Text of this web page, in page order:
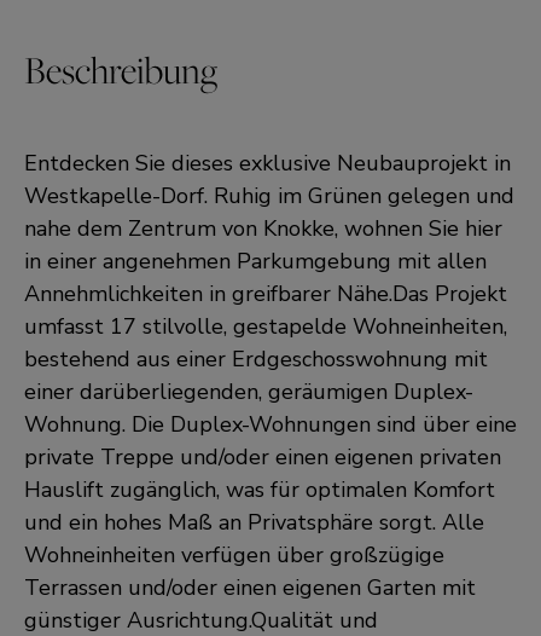
Beschreibung
Entdecken Sie dieses exklusive Neubauprojekt in
Westkapelle-Dorf. Ruhig im Grünen gelegen und
nahe dem Zentrum von Knokke, wohnen Sie hier
in einer angenehmen Parkumgebung mit allen
Annehmlichkeiten in greifbarer Nähe.Das Projekt
umfasst 17 stilvolle, gestapelde Wohneinheiten,
bestehend aus einer Erdgeschosswohnung mit
einer darüberliegenden, geräumigen Duplex-
Wohnung. Die Duplex-Wohnungen sind über eine
private Treppe und/oder einen eigenen privaten
Hauslift zugänglich, was für optimalen Komfort
und ein hohes Maß an Privatsphäre sorgt. Alle
Wohneinheiten verfügen über großzügige
Terrassen und/oder einen eigenen Garten mit
günstiger Ausrichtung.Qualität und